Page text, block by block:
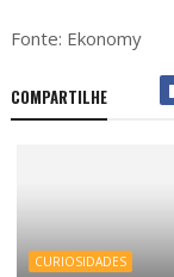
Fonte: Ekonomy
COMPARTILHE
CURIOSIDADES